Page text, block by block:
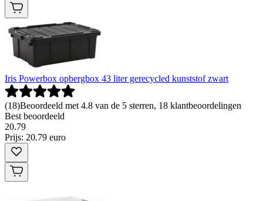
Iris Powerbox opbergbox 43 liter gerecycled kunststof zwart
(18)Beoordeeld met 4.8 van de 5 sterren, 18 klantbeoordelingen
Best beoordeeld
20.79
Prijs: 20.79 euro